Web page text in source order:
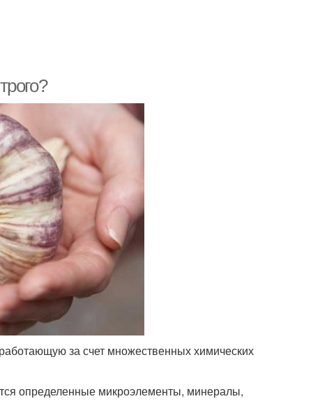
за счет множественных химических
определенные микроэлементы, минералы,